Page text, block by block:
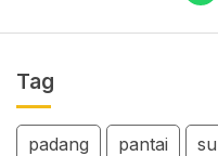
Tag
padang pantai